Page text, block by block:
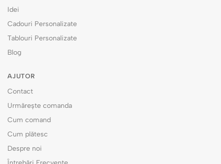
Idei
Cadouri Personalizate
Tablouri Personalizate
Blog
AJUTOR
Contact
Urmărește comanda
Cum comand
Cum plătesc
Despre noi